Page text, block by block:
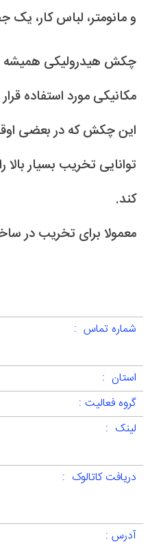
و مانومتر، لباس کار،
چکش هیدرولیکی همیشه
مکانیکی مورد استفاده
این چکش که در بعضی
توانایی تخریب بسیار
کند.
معمولا برای تخریب در
شماره تماس :
استان :
گروه فعالیت :
لینک :
دریافت کاتالوک :
آدرس :